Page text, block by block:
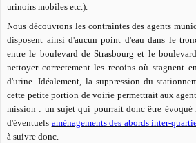
urinoirs mobiles etc.).
Nous découvrons les contraintes des agents
disposent ainsi d'aucun point d'eau dans le
entre le boulevard de Strasbourg et le
nettoyer correctement les recoins où stagnent
d'urine. Idéalement, la suppression du
cette petite portion de voirie permettrait aux
mission : un sujet qui pourrait donc être évoqué
d'éventuels aménagements des abords inter-
à suivre donc.